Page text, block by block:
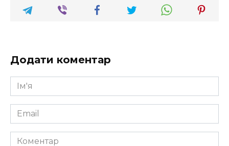
Додати коментар
Ім'я
*
Email
*
Коментар